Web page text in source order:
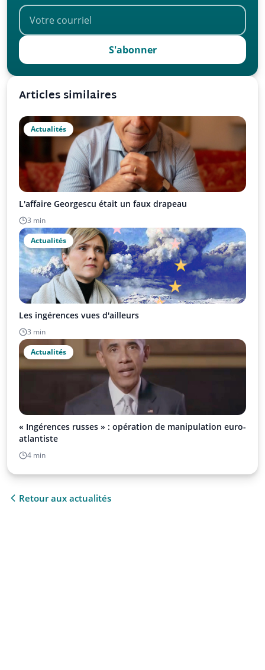
S'abonner
Articles similaires
Actualités
L'affaire Georgescu était un faux drapeau
3 min
Actualités
Les ingérences vues d'ailleurs
3 min
Actualités
« Ingérences russes » : opération de manipulation euro-
atlantiste
4 min
Retour aux actualités